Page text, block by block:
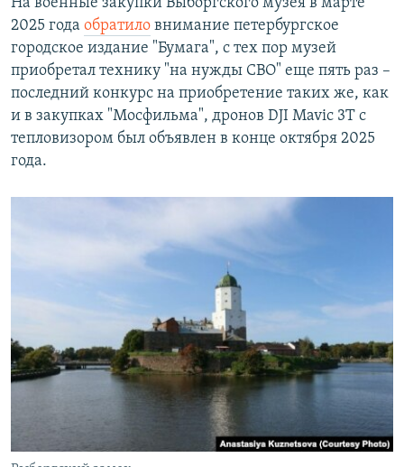
2025 года обратило внимание петербургское
городское издание "Бумага", с тех пор музей
приобретал технику "на нужды СВО" еще пять раз –
последний конкурс на приобретение таких же, как
и в закупках "Мосфильма", дронов DJI Mavic 3T с
тепловизором был объявлен в конце октября 2025
года.